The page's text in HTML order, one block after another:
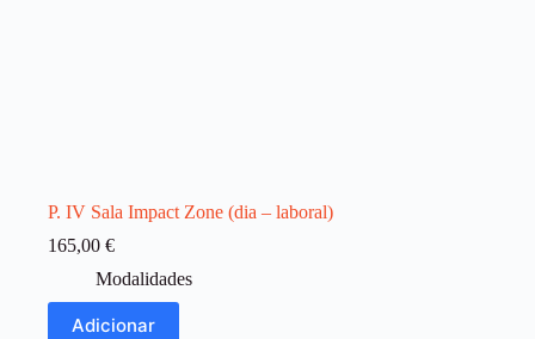
P. IV Sala Impact Zone (dia – laboral)
165,00 €
Modalidades
Adicionar